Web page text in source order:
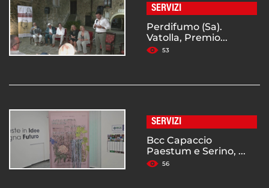
SERVIZI
Perdifumo (Sa).
Vatolla, Premio...
53
SERVIZI
Bcc Capaccio
Paestum e Serino, ...
56